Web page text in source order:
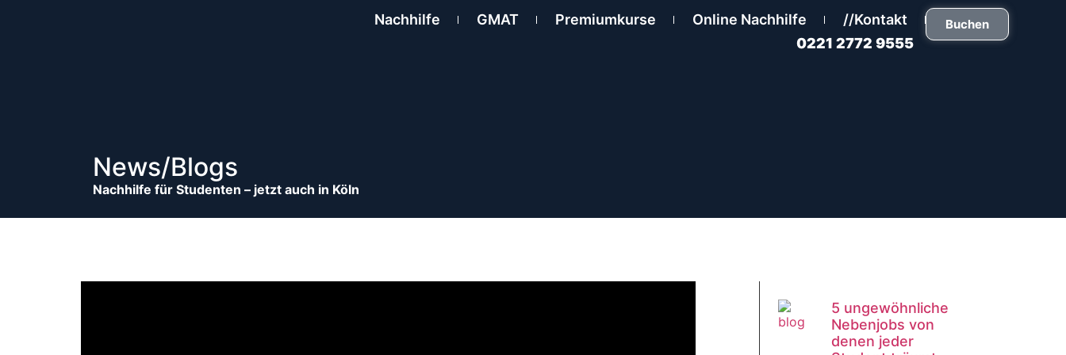
Nachhilfe GMAT Premiumkurse Online Nachhilfe
//Kontakt
0221 2772 9555
Buchen
News/Blogs
Nachhilfe für Studenten – jetzt auch in Köln
5 ungewöhnliche
Nebenjobs von
denen jeder